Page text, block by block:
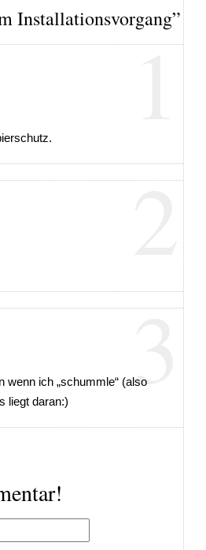
Installationsvorgang”
1
2
3
wenn ich „schummle“ (also
liegt daran:)